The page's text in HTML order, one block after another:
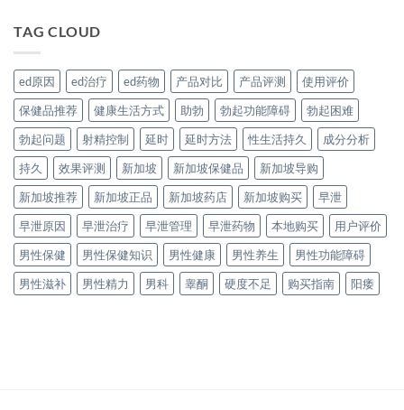
TAG CLOUD
ed原因 ed治疗 ed药物 产品对比 产品评测
使用评价
保健品推荐
健康生活方式 助勃 勃起功能障碍
勃起困难
勃起问题
射精控制 延时 延时方法 性生活持久
成分分析
持久
效果评测 新加坡 新加坡保健品
新加坡导购
新加坡推荐
新加坡正品 新加坡药店 新加坡购买
早泄
早泄原因
早泄治疗 早泄管理 早泄药物 本地购买
用户评价
男性保健
男性保健知识 男性健康 男性养生
男性功能障碍
男性滋补
男性精力 男科 睾酮 硬度不足 购买指南 阳痿